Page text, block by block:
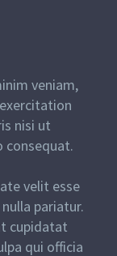
veniam,
nisi ut
consequat.
velit esse
pariatur.
cupidatat
qui officia